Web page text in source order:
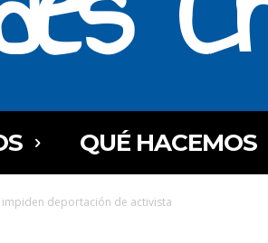
QUÉ HACEMOS
deportación de activista